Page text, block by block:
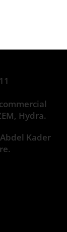
Hydra.
Kader